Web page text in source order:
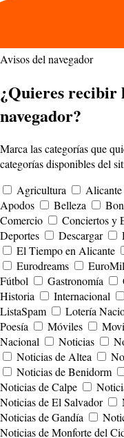
Avisos del navegador
¿Quieres recibir
navegador?
Marca las categorías que
categorías disponibles del
Agricultura
Apodos
Belleza
Comercio
Conciertos y
Deportes
Descargar
El Tiempo en Alicante
Eurodreams
Fútbol
Gastronomía
Historia
Internacional
ListaSpam
Lotería
Poesía
Móviles
Nacional
Noticias
Noticias de Altea
Noticias de Benidorm
Noticias de Calpe
Noticias de El Salvador
Noticias de Gandía
Noticias de Monforte del